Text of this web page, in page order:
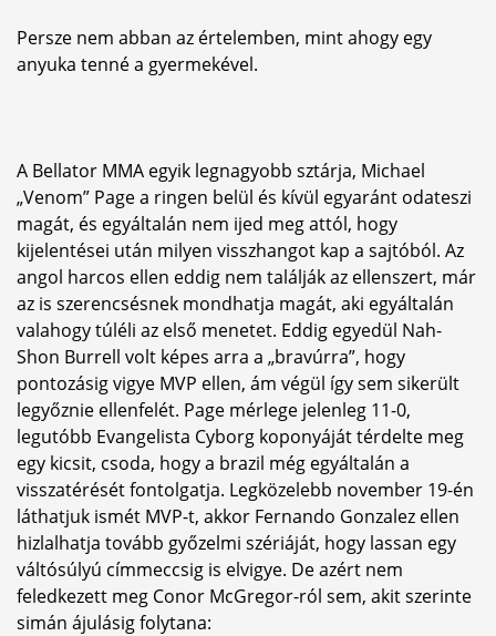
Persze nem abban az értelemben, mint ahogy egy
anyuka tenné a gyermekével.
A Bellator MMA egyik legnagyobb sztárja, Michael
„Venom” Page a ringen belül és kívül egyaránt odateszi
magát, és egyáltalán nem ijed meg attól, hogy
kijelentései után milyen visszhangot kap a sajtóból. Az
angol harcos ellen eddig nem találják az ellenszert, már
az is szerencsésnek mondhatja magát, aki egyáltalán
valahogy túléli az első menetet. Eddig egyedül Nah-
Shon Burrell volt képes arra a „bravúrra”, hogy
pontozásig vigye MVP ellen, ám végül így sem sikerült
legyőznie ellenfelét. Page mérlege jelenleg 11-0,
legutóbb Evangelista Cyborg koponyáját térdelte meg
egy kicsit, csoda, hogy a brazil még egyáltalán a
visszatérését fontolgatja. Legközelebb november 19-én
láthatjuk ismét MVP-t, akkor Fernando Gonzalez ellen
hizlalhatja tovább győzelmi szériáját, hogy lassan egy
váltósúlyú címmeccsig is elvigye. De azért nem
feledkezett meg Conor McGregor-ról sem, akit szerinte
simán ájulásig folytana: